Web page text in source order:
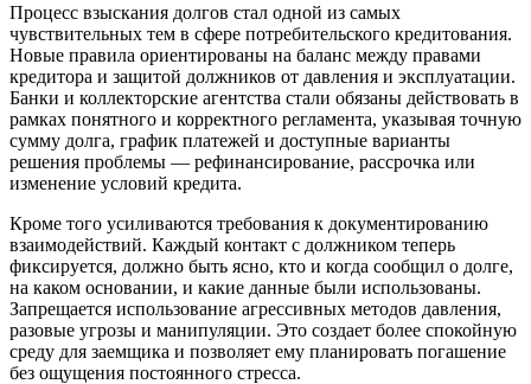
Процесс взыскания долгов стал одной из самых
чувствительных тем в сфере потребительского кредитования.
Новые правила ориентированы на баланс между правами
кредитора и защитой должников от давления и эксплуатации.
Банки и коллекторские агентства стали обязаны действовать в
рамках понятного и корректного регламента, указывая точную
сумму долга, график платежей и доступные варианты
решения проблемы — рефинансирование, рассрочка или
изменение условий кредита.
Кроме того усиливаются требования к документированию
взаимодействий. Каждый контакт с должником теперь
фиксируется, должно быть ясно, кто и когда сообщил о долге,
на каком основании, и какие данные были использованы.
Запрещается использование агрессивных методов давления,
разовые угрозы и манипуляции. Это создает более спокойную
среду для заемщика и позволяет ему планировать погашение
без ощущения постоянного стресса.